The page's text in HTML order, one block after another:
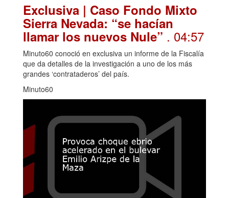
Exclusiva | Caso Fondo Mixto
Sierra Nevada: “se hacían
llamar los nuevos Nule” . 04:57
Minuto60 conoció en exclusiva un informe de la Fiscalía
que da detalles de la investigación a uno de los más
grandes ‘contrataderos’ del país.
Minuto60